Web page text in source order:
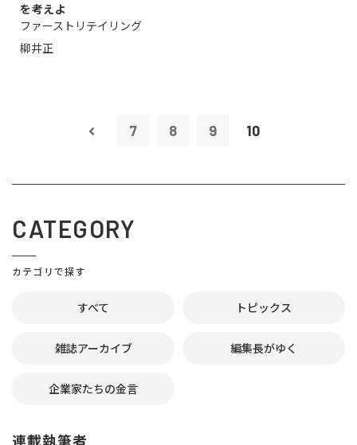
を考えよ
ファーストリテイリング
柳井正
7 8 9 10
CATEGORY
カテゴリで探す
すべて トピックス
雑誌アーカイブ 編集長がゆく
企業家たちの金言
連載執筆者